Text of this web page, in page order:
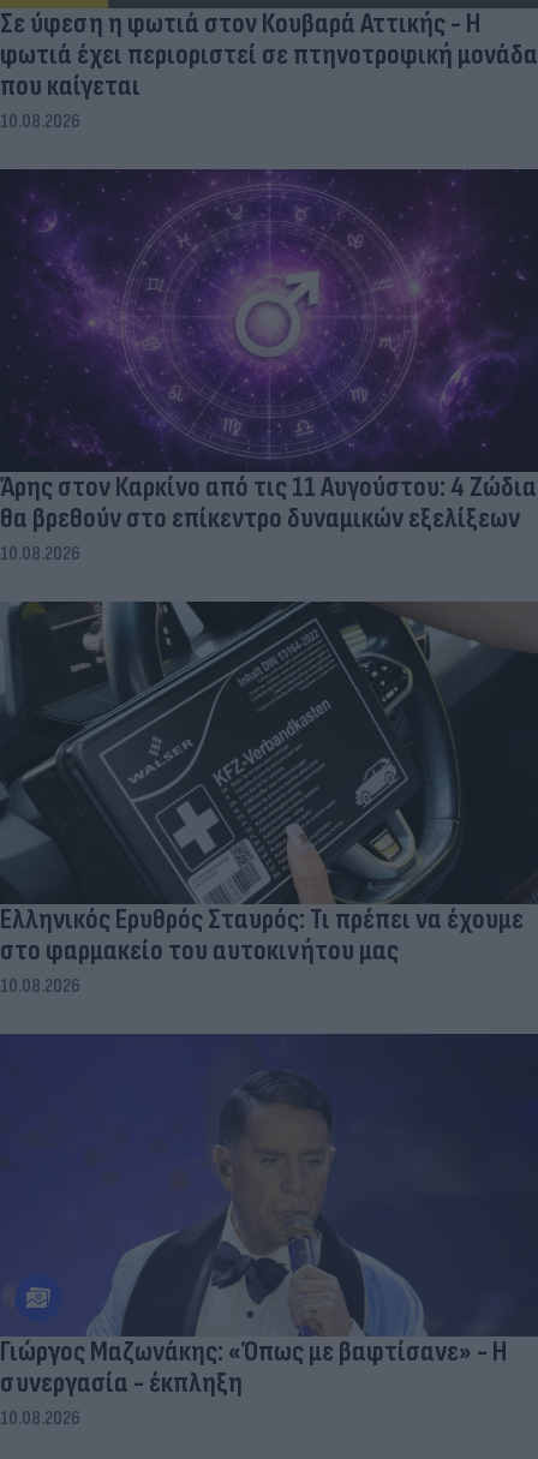
Σε ύφεση η φωτιά στον Κουβαρά Αττικής - Η
φωτιά έχει περιοριστεί σε πτηνοτροφική μονάδα
που καίγεται
10.08.2026
Άρης στον Καρκίνο από τις 11 Αυγούστου: 4 Ζώδια
θα βρεθούν στο επίκεντρο δυναμικών εξελίξεων
10.08.2026
Ελληνικός Ερυθρός Σταυρός: Τι πρέπει να έχουμε
στο φαρμακείο του αυτοκινήτου μας
10.08.2026
Γιώργος Μαζωνάκης: «Όπως με βαφτίσανε» - Η
συνεργασία - έκπληξη
10.08.2026